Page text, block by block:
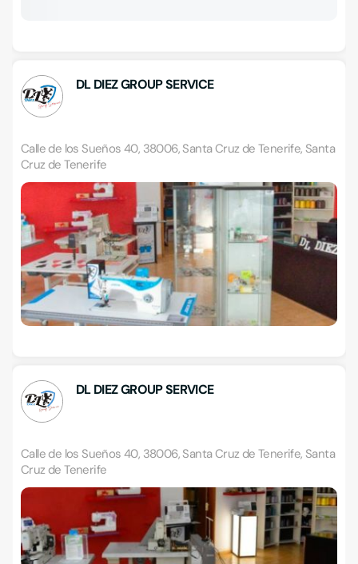
DL DIEZ GROUP SERVICE
Calle de los Sueños 40, 38006, Santa Cruz de Tenerife, Santa
Cruz de Tenerife
DL DIEZ GROUP SERVICE
Calle de los Sueños 40, 38006, Santa Cruz de Tenerife, Santa
Cruz de Tenerife